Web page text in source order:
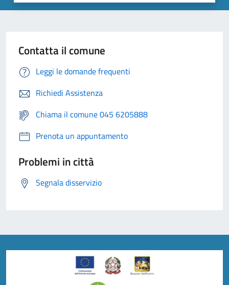
Contatta il comune
Leggi le domande frequenti
Richiedi Assistenza
Chiama il comune 045 6205888
Prenota un appuntamento
Problemi in città
Segnala disservizio